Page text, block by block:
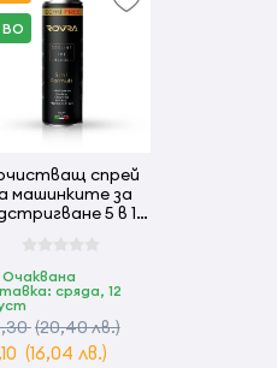
спрей
машинките за
5 в 1 -
Очаквана
сряда, 12
(20,40 лв.)
(16,04 лв.)